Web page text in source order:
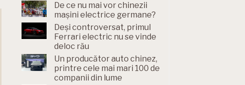
De ce nu mai vor chinezii
mașini electrice germane?
Deși controversat, primul
Ferrari electric nu se vinde
deloc rău
Un producător auto chinez,
printre cele mai mari 100 de
companii din lume